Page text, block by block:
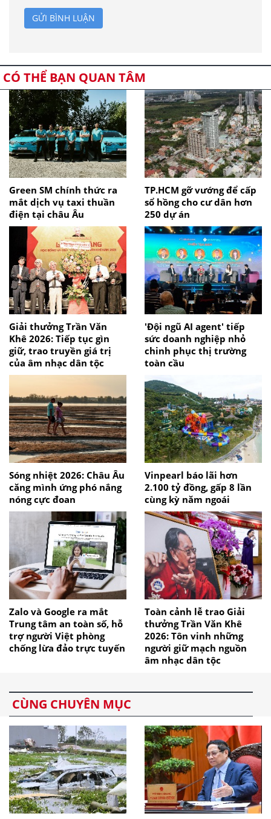
GỬI BÌNH LUẬN
CÓ THỂ BẠN QUAN TÂM
Green SM chính thức ra
mắt dịch vụ taxi thuần
điện tại châu Âu
TP.HCM gỡ vướng để cấp
sổ hồng cho cư dân hơn
250 dự án
Giải thưởng Trần Văn
Khê 2026: Tiếp tục gìn
giữ, trao truyền giá trị
của âm nhạc dân tộc
'Đội ngũ AI agent' tiếp
sức doanh nghiệp nhỏ
chinh phục thị trường
toàn cầu
Sóng nhiệt 2026: Châu Âu
căng mình ứng phó nắng
nóng cực đoan
Vinpearl báo lãi hơn
2.100 tỷ đồng, gấp 8 lần
cùng kỳ năm ngoái
Zalo và Google ra mắt
Trung tâm an toàn số, hỗ
trợ người Việt phòng
chống lừa đảo trực tuyến
Toàn cảnh lễ trao Giải
thưởng Trần Văn Khê
2026: Tôn vinh những
người giữ mạch nguồn
âm nhạc dân tộc
CÙNG CHUYÊN MỤC